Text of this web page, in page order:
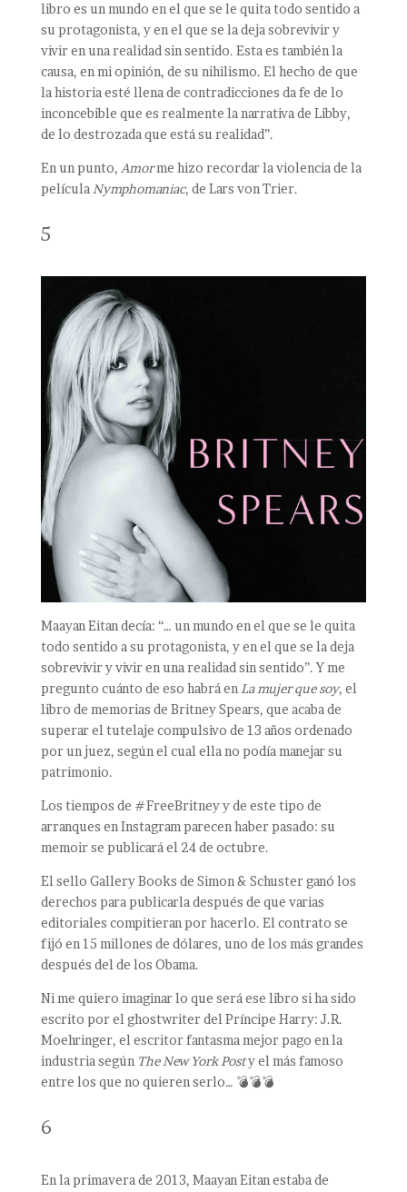
libro es un mundo en el que se le quita todo sentido a
su protagonista, y en el que se la deja sobrevivir y
vivir en una realidad sin sentido. Esta es también la
causa, en mi opinión, de su nihilismo. El hecho de que
la historia esté llena de contradicciones da fe de lo
inconcebible que es realmente la narrativa de Libby,
de lo destrozada que está su realidad”.
En un punto, Amorme hizo recordar la violencia de la
película Nymphomaniac, de Lars von Trier.
5
Maayan Eitan decía: “… un mundo en el que se le quita
todo sentido a su protagonista, y en el que se la deja
sobrevivir y vivir en una realidad sin sentido”. Y me
pregunto cuánto de eso habrá en La mujer que soy, el
libro de memorias de Britney Spears, que acaba de
superar el tutelaje compulsivo de 13 años ordenado
por un juez, según el cual ella no podía manejar su
patrimonio.
Los tiempos de #FreeBritney y de este tipo de
arranques en Instagram parecen haber pasado: su
memoir se publicará el 24 de octubre.
El sello Gallery Books de Simon & Schuster ganó los
derechos para publicarla después de que varias
editoriales compitieran por hacerlo. El contrato se
fijó en 15 millones de dólares, uno de los más grandes
después del de los Obama.
Ni me quiero imaginar lo que será ese libro si ha sido
escrito por el ghostwriter del Príncipe Harry: J.R.
Moehringer, el escritor fantasma mejor pago en la
industria según The New York Posty el más famoso
entre los que no quieren serlo… 💣💣💣
6
En la primavera de 2013, Maayan Eitan estaba de